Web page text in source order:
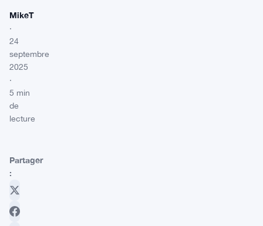
MikeT
·
24
septembre
2025
·
5 min
de
lecture
Partager
: